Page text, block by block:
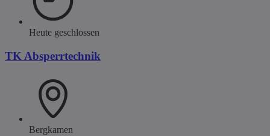
Heute geschlossen
TK Absperrtechnik
Bergkamen